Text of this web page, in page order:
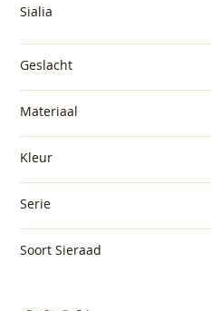
Sialia
Geslacht
Materiaal
Kleur
Serie
Soort Sieraad